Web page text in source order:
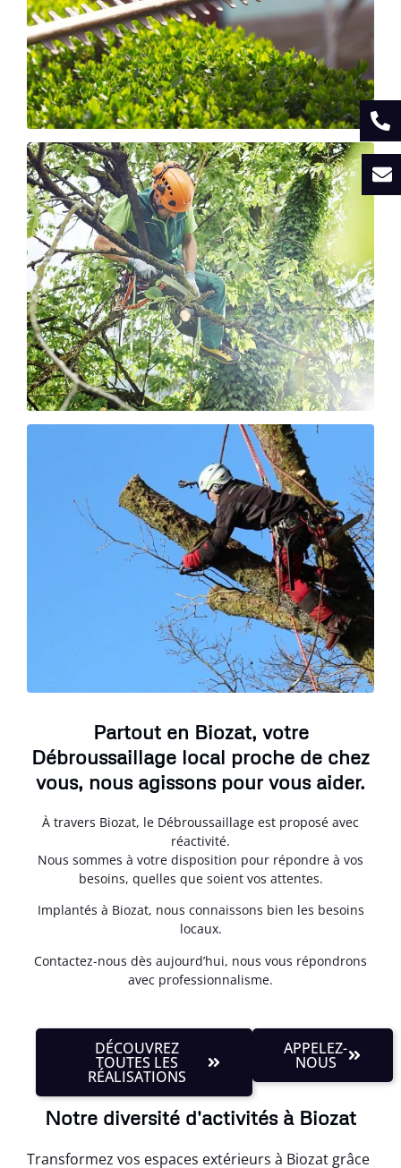
Partout en Biozat, votre
Débroussaillage local proche de chez
vous, nous agissons pour vous aider.
À travers Biozat, le Débroussaillage est proposé avec
réactivité.
Nous sommes à votre disposition pour répondre à vos
besoins, quelles que soient vos attentes.
Implantés à Biozat, nous connaissons bien les besoins
locaux.
Contactez-nous dès aujourd’hui, nous vous répondrons
avec professionnalisme.
DÉCOUVREZ
TOUTES LES
RÉALISATIONS
APPELEZ-
NOUS
Notre diversité d'activités à Biozat
Transformez vos espaces extérieurs à Biozat grâce